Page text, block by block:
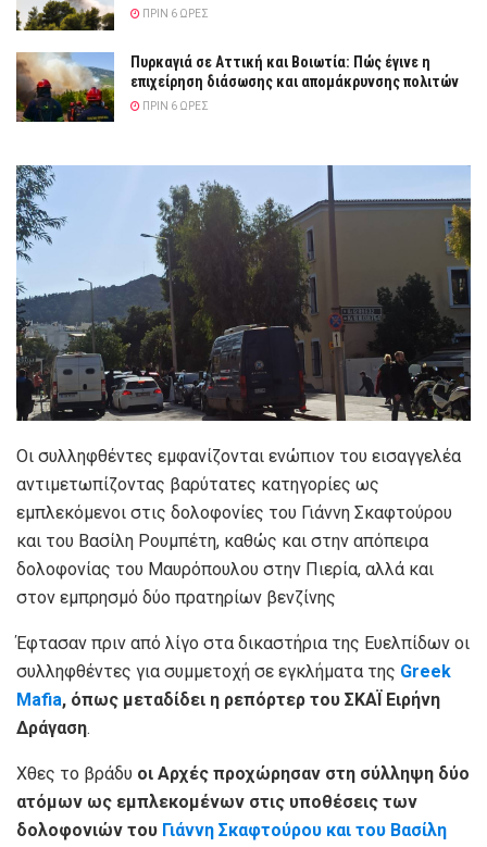
ΠΡΙΝ 6 ΏΡΕΣ
Πυρκαγιά σε Αττική και Βοιωτία: Πώς έγινε η
επιχείρηση διάσωσης και απομάκρυνσης πολιτών
ΠΡΙΝ 6 ΏΡΕΣ
Οι συλληφθέντες εμφανίζονται ενώπιον του εισαγγελέα
αντιμετωπίζοντας βαρύτατες κατηγορίες ως
εμπλεκόμενοι στις δολοφονίες του Γιάννη Σκαφτούρου
και του Βασίλη Ρουμπέτη, καθώς και στην απόπειρα
δολοφονίας του Μαυρόπουλου στην Πιερία, αλλά και
στον εμπρησμό δύο πρατηρίων βενζίνης
Έφτασαν πριν από λίγο στα δικαστήρια της Ευελπίδων οι
συλληφθέντες για συμμετοχή σε εγκλήματα της Greek
Mafia, όπως μεταδίδει η ρεπόρτερ του ΣΚΑΪ Ειρήνη
Δράγαση.
Χθες το βράδυ οι Αρχές προχώρησαν στη σύλληψη δύο
ατόμων ως εμπλεκομένων στις υποθέσεις των
δολοφονιών του Γιάννη Σκαφτούρου και του Βασίλη